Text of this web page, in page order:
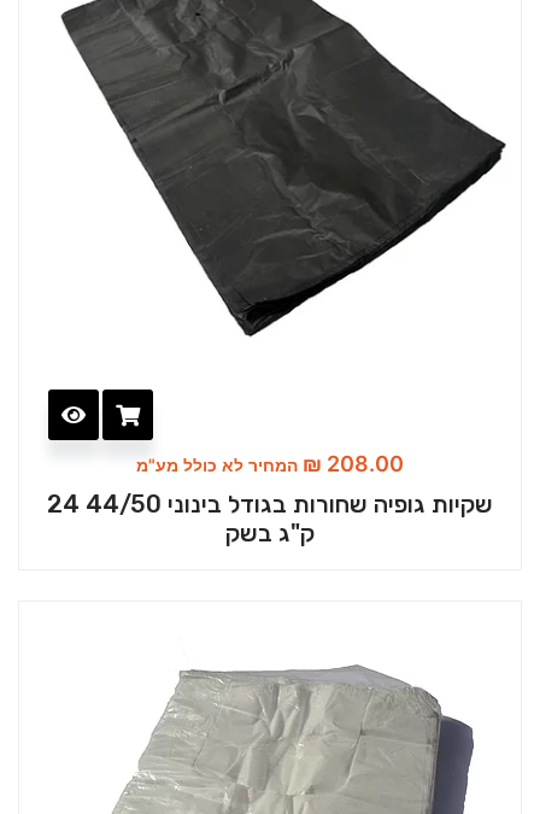
₪ 208.00 המחיר לא כולל מע"מ
שקיות גופיה שחורות בגודל בינוני 44/50 24
ק"ג בשק